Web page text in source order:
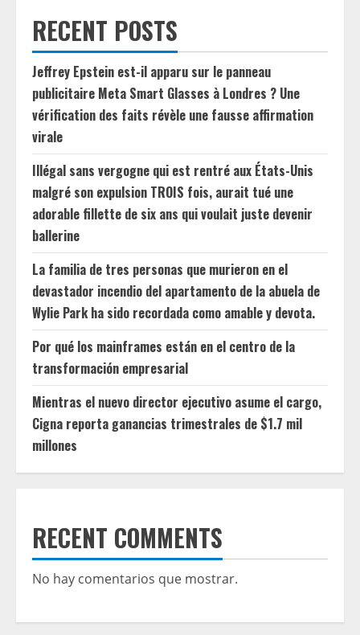
RECENT POSTS
Jeffrey Epstein est-il apparu sur le panneau
publicitaire Meta Smart Glasses à Londres ? Une
vérification des faits révèle une fausse affirmation
virale
Illégal sans vergogne qui est rentré aux États-Unis
malgré son expulsion TROIS fois, aurait tué une
adorable fillette de six ans qui voulait juste devenir
ballerine
La familia de tres personas que murieron en el
devastador incendio del apartamento de la abuela de
Wylie Park ha sido recordada como amable y devota.
Por qué los mainframes están en el centro de la
transformación empresarial
Mientras el nuevo director ejecutivo asume el cargo,
Cigna reporta ganancias trimestrales de $1.7 mil
millones
RECENT COMMENTS
No hay comentarios que mostrar.